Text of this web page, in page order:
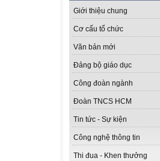
Giới thiệu chung
Cơ cấu tổ chức
Văn bản mới
Đảng bộ giáo dục
Công đoàn ngành
Đoàn TNCS HCM
Tin tức - Sự kiện
Công nghệ thông tin
Thi đua - Khen thưởng